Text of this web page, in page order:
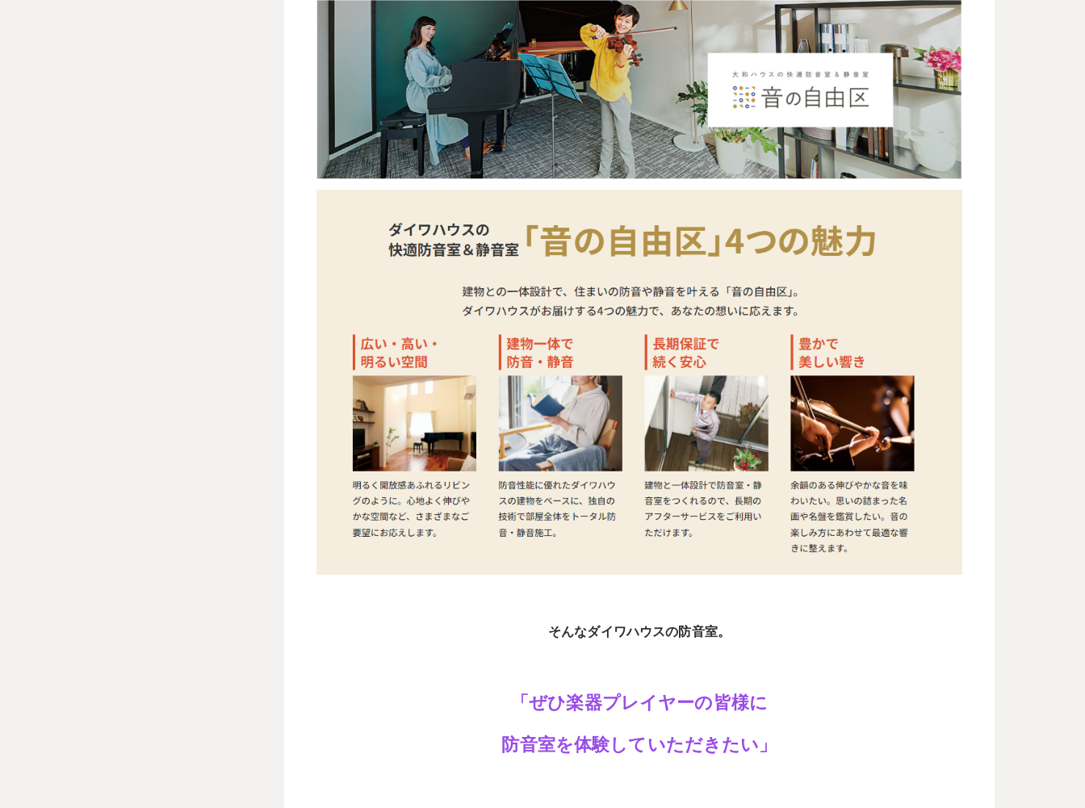
そんなダイワハウスの防音室。
「ぜひ楽器プレイヤーの皆様に
防音室を体験していただきたい」